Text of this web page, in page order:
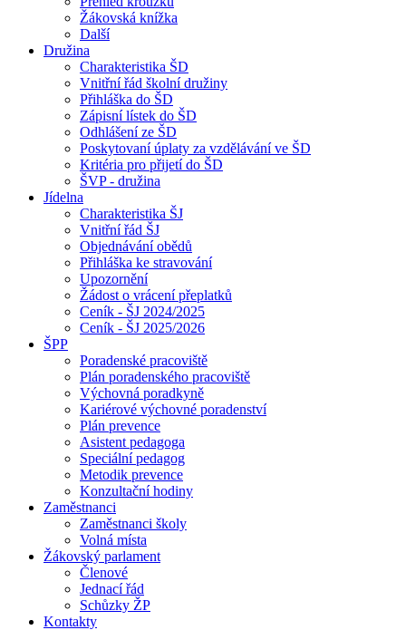
Žákovská knížka
Další
Družina
Charakteristika ŠD
Vnitřní řád školní družiny
Přihláška do ŠD
Zápisní lístek do ŠD
Odhlášení ze ŠD
Poskytovaní úplaty za vzdělávání ve ŠD
Kritéria pro přijetí do ŠD
ŠVP - družina
Jídelna
Charakteristika ŠJ
Vnitřní řád ŠJ
Objednávání obědů
Přihláška ke stravování
Upozornění
Žádost o vrácení přeplatků
Ceník - ŠJ 2024/2025
Ceník - ŠJ 2025/2026
ŠPP
Poradenské pracoviště
Plán poradenského pracoviště
Výchovná poradkyně
Kariérové výchovné poradenství
Plán prevence
Asistent pedagoga
Speciální pedagog
Metodik prevence
Konzultační hodiny
Zaměstnanci
Zaměstnanci školy
Volná místa
Žákovský parlament
Členové
Jednací řád
Schůzky ŽP
Kontakty